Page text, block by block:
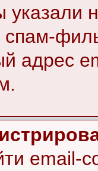
указали
спам-
адрес
email-